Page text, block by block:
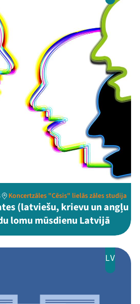
Koncertzāles "Cēsis" lielās zāles studija
(latviešu, krievu un angļu
lomu mūsdienu Latvijā
LV